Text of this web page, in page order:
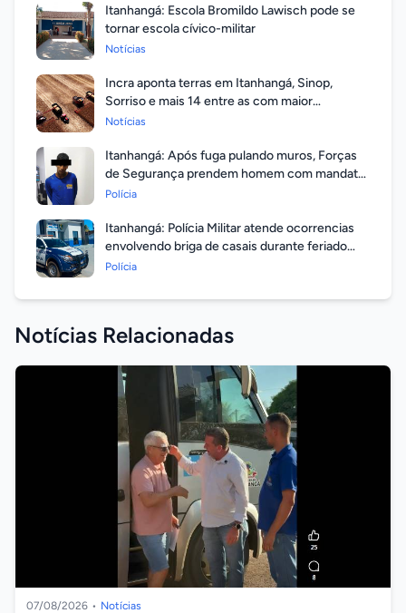
Itanhangá: Escola Bromildo Lawisch pode se
tornar escola cívico-militar
Notícias
Incra aponta terras em Itanhangá, Sinop,
Sorriso e mais 14 entre as com maior
valorização
Notícias
Itanhangá: Após fuga pulando muros, Forças
de Segurança prendem homem com mandato
em aberto por homicídio
Polícia
Itanhangá: Polícia Militar atende ocorrencias
envolvendo briga de casais durante feriado
prolongado
Polícia
Notícias Relacionadas
07/08/2026 • Notícias